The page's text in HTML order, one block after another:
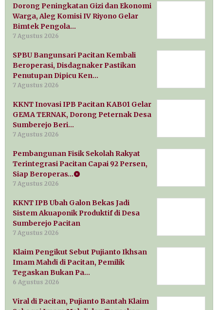
Dorong Peningkatan Gizi dan Ekonomi
Warga, Aleg Komisi IV Riyono Gelar
Bimtek Pengola…
7 Agustus 2026
SPBU Bangunsari Pacitan Kembali
Beroperasi, Disdagnaker Pastikan
Penutupan Dipicu Ken…
7 Agustus 2026
KKNT Inovasi IPB Pacitan KAB01 Gelar
GEMA TERNAK, Dorong Peternak Desa
Sumberejo Beri…
7 Agustus 2026
Pembangunan Fisik Sekolah Rakyat
Terintegrasi Pacitan Capai 92 Persen,
Siap Beroperas…
7 Agustus 2026
KKNT IPB Ubah Galon Bekas Jadi
Sistem Akuaponik Produktif di Desa
Sumberejo Pacitan
7 Agustus 2026
Klaim Pengikut Sebut Pujianto Ikhsan
Imam Mahdi di Pacitan, Pemilik
Tegaskan Bukan Pa…
6 Agustus 2026
Viral di Pacitan, Pujianto Bantah Klaim